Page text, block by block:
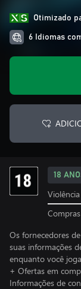
Otimizado
6 Idiomas
18
Violência
Os fornecedores
suas informações
enquanto você
+ Ofertas em
Informações de